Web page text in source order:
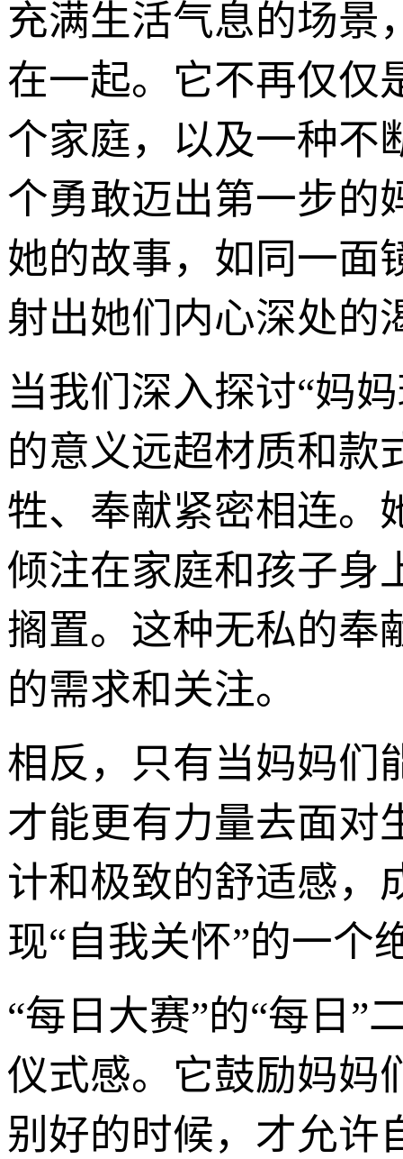
充满生活气息的场景
在一起。它不再仅仅
个家庭，以及一种不
个勇敢迈出第一步的
她的故事，如同一面
射出她们内心深处的
当我们深入探讨“妈
的意义远超材质和款
牲、奉献紧密相连。
倾注在家庭和孩子身
搁置。这种无私的奉
的需求和关注。
相反，只有当妈妈们
才能更有力量去面对
计和极致的舒适感，
现“自我关怀”的一个
“每日大赛”的“每日”
仪式感。它鼓励妈妈
别好的时候，才允许